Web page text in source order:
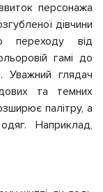
персонажа
дівчини
переходу від
гамі до
Уважний глядач
та темних
палітру, а
Наприклад,